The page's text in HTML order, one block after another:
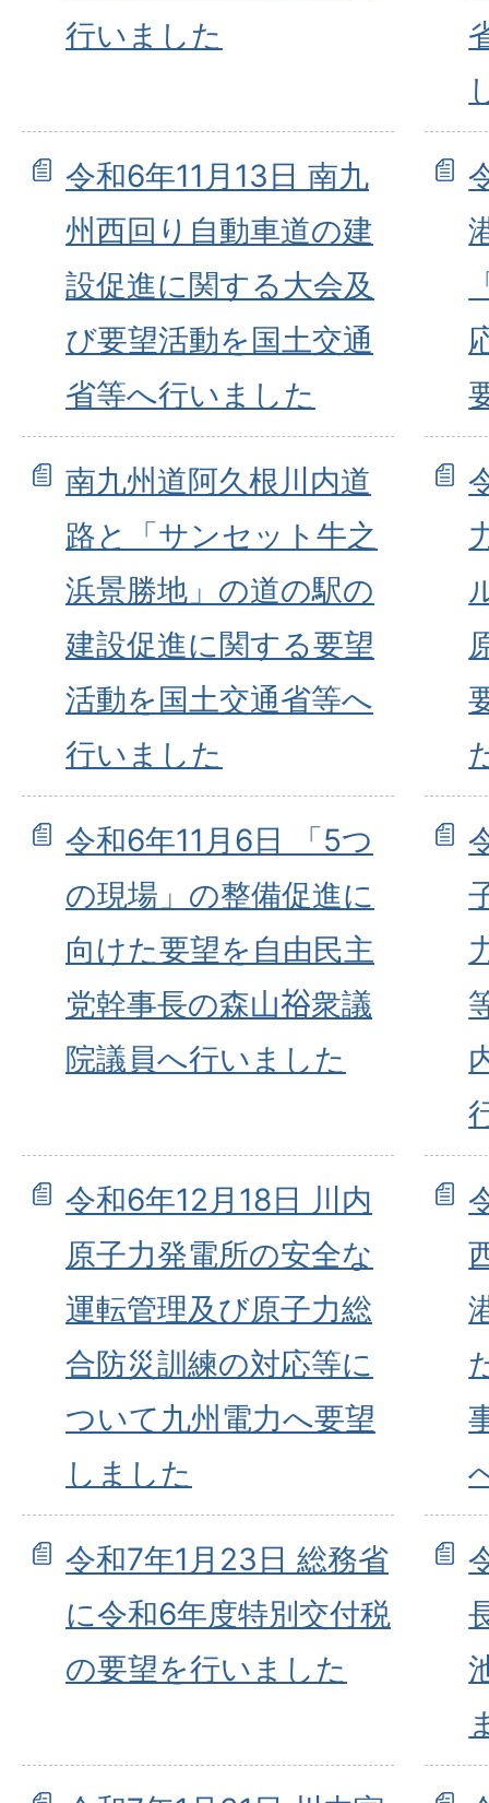
行いました
令和6年11月13日 南九
州西回り自動車道の建
設促進に関する大会及
び要望活動を国土交通
省等へ行いました
南九州道阿久根川内道
路と「サンセット牛之
浜景勝地」の道の駅の
建設促進に関する要望
活動を国土交通省等へ
行いました
令和6年11月6日 「5つ
の現場」の整備促進に
向けた要望を自由民主
党幹事長の森山𥙿衆議
院議員へ行いました
令和6年12月18日 川内
原子力発電所の安全な
運転管理及び原子力総
合防災訓練の対応等に
ついて九州電力へ要望
しました
令和7年1月23日 総務省
に令和6年度特別交付税
の要望を行いました